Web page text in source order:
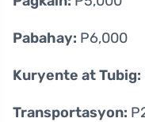
Pabahay: P6,000
Kuryente at Tubig:
Transportasyon: